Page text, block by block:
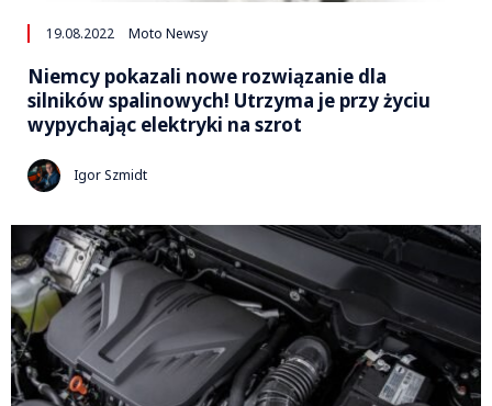
19.08.2022 Moto Newsy
Niemcy pokazali nowe rozwiązanie dla
silników spalinowych! Utrzyma je przy życiu
wypychając elektryki na szrot
Igor Szmidt